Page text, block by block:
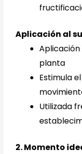
Aplicación al
planta
Estimula
Utilizada
2. Momento